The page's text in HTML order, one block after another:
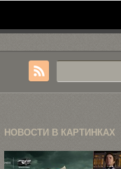
НОВОСТИ В КАРТИНКАХ